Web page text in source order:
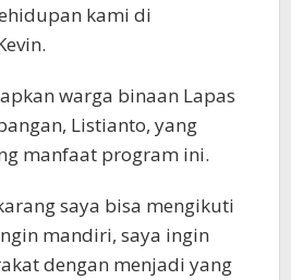
kami di
warga binaan Lapas
Listianto, yang
manfaat program ini.
saya bisa mengikuti
mandiri, saya ingin
dengan menjadi yang